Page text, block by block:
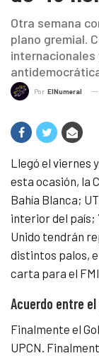
Otra semana
plano gremial.
Por ElNumeral
Llegó el viernes
esta ocasión, la
Bahía Blanca;
interior del país;
Unido tendrán
distintos palos,
carta para el
Acuerdo entre
Finalmente el
UPCN.